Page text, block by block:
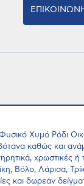
Χυμό Ρόδι
καθώς και
χρωστικές ή
Βόλο, Λάρισα,
και δωρεάν